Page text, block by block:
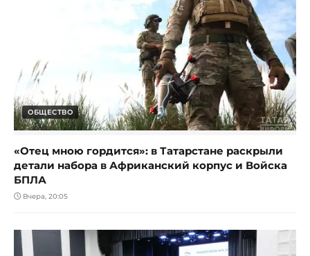
ОБЩЕСТВО
«Отец мною гордится»: в Татарстане раскрыли
детали набора в Африканский корпус и Войска
БПЛА
Вчера, 20:05